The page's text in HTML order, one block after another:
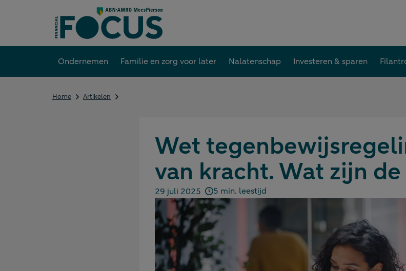
Ondernemen Familie en zorg voor later Nalatenschap Investeren & sparen
Home Artikelen
Wet
van kracht. Wat zijn
Gepubliceerd op:
29 juli 2025 5 min. leestijd